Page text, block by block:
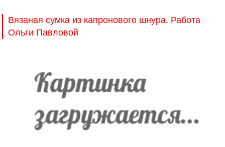
Вязаная сумка из капронового шнура. Работа
Ольги Павловой